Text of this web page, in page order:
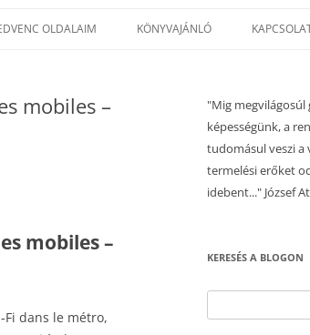
OLDALAIM KÖNYVAJÁNLÓ
mobiles –
mobiles –
dans le métro,
"Mig
képességünk, a
tudomásul veszi a
termelési erőket
idebent..." József
KERESÉS A BLOGON